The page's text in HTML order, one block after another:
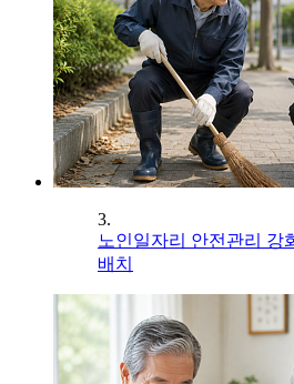
3.
노인일자리 안전관리 강
배치